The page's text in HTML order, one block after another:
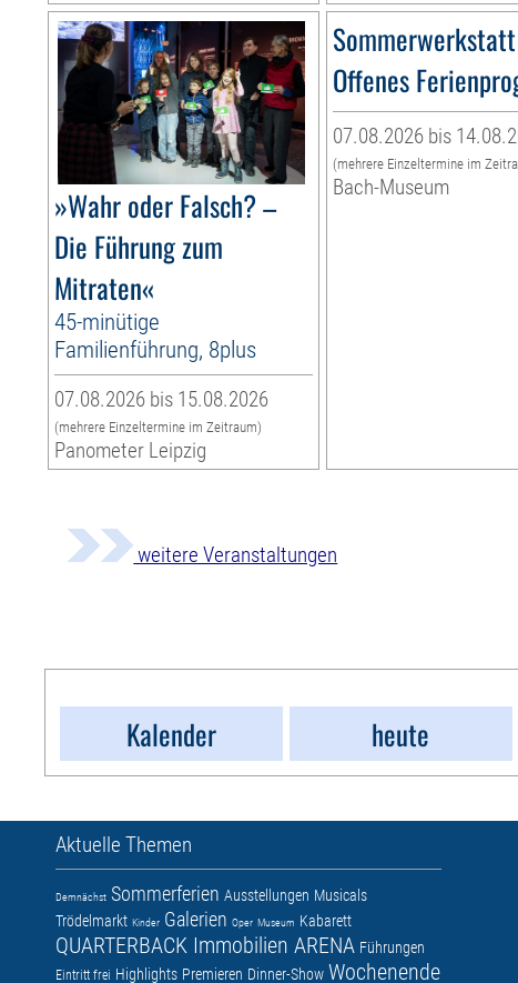
»Wahr oder Falsch? –
Die Führung zum
Mitraten«
45-minütige
Familienführung, 8plus
07.08.2026 bis 15.08.2026
(mehrere Einzeltermine im Zeitraum)
Panometer Leipzig
Offenes
07.08.2026 bis
(mehrere Einzeltermine im
Bach-Museum
weitere Veranstaltungen
Kalender
heute
Aktuelle Themen
Demnächst Sommerferien Ausstellungen Musicals
Trödelmarkt Kinder Galerien Oper Museum Kabarett
QUARTERBACK Immobilien ARENA Führungen
Eintritt frei Highlights Premieren Dinner-Show Wochenende